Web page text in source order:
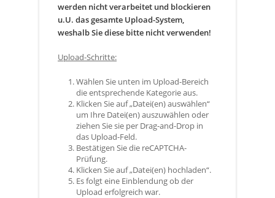
werden nicht verarbeitet und blockieren
u.U. das gesamte Upload-System,
weshalb Sie diese bitte nicht verwenden!
Upload-Schritte:
Wählen Sie unten im Upload-Bereich
die entsprechende Kategorie aus.
Klicken Sie auf „Datei(en) auswählen“
um Ihre Datei(en) auszuwählen oder
ziehen Sie sie per Drag-and-Drop in
das Upload-Feld.
Bestätigen Sie die reCAPTCHA-
Prüfung.
Klicken Sie auf „Datei(en) hochladen“.
Es folgt eine Einblendung ob der
Upload erfolgreich war.